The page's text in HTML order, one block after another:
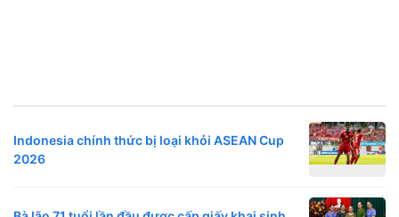
Indonesia chính thức bị loại khỏi ASEAN Cup
2026